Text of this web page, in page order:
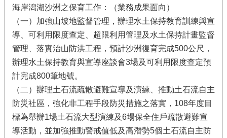
海岸潟湖沙洲之保育工作：（業務成果面向）
（一）加強山坡地監督管理，辦理水土保持教育訓練與宣
導、可利用限度查定、超限利用管理及水土保持計畫監督
管理、落實治山防洪工程，預計沙洲復育完成500公尺，
辦理水土保持教育與宣導座談會3場及可利用限度查定預
計完成800筆地號。
（二）辦理土石流疏散避難宣導及演練、推動土石流自主
防災社區，強化非工程手段防災措施之落實，108年度目
標為舉辦1場土石流大型演練及6場保全住戶疏散避難宣
導活動，並加強推動警戒值低及高潛勢5個土石流自主防